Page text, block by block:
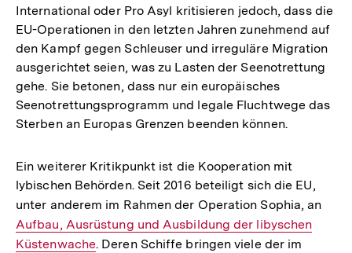
International oder Pro Asyl kritisieren jedoch, dass die
EU-Operationen in den letzten Jahren zunehmend auf
den Kampf gegen Schleuser und irreguläre Migration
ausgerichtet seien, was zu Lasten der Seenotrettung
gehe. Sie betonen, dass nur ein europäisches
Seenotrettungsprogramm und legale Fluchtwege das
Sterben an Europas Grenzen beenden können.
Ein weiterer Kritikpunkt ist die Kooperation mit
lybischen Behörden. Seit 2016 beteiligt sich die EU,
unter anderem im Rahmen der Operation Sophia, an
Aufbau, Ausrüstung und Ausbildung der libyschen
Küstenwache. Deren Schiffe bringen viele der im